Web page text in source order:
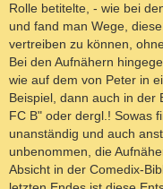
Rolle betitelte, - wie bei
und fand man Wege,
vertreiben zu können,
Bei den Aufnähern
wie auf dem von Peter in
Beispiel, dann auch in der
FC B" oder dergl.! Sowas
unanständig und auch
unbenommen, die
Absicht in der Comedix-